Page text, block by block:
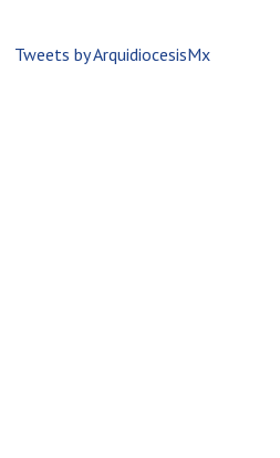
Tweets by ArquidiocesisMx